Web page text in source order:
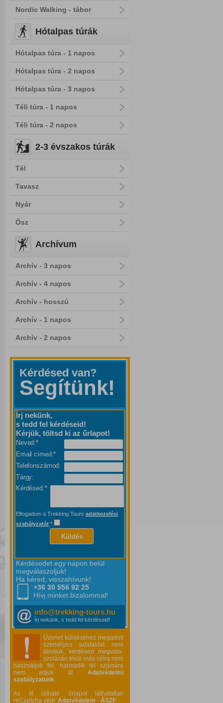
Nordic Walking - tábor
Hótalpas túrák
Hótalpas túra - 1 napos
Hótalpas túra - 2 napos
Hótalpas túra - 3 napos
Téli túra - 1 napos
Téli túra - 2 napos
2-3 évszakos túrák
Tél
Tavasz
Nyár
Ősz
Archívum
Archív - 3 napos
Archív - 4 napos
Archív - hosszú
Archív - 1 napos
Archív - 2 napos
Kérdésed van?
Segítünk!
Írj nekünk,
s tedd fel kérdéseid!
Kérjük, töltsd ki az űrlapot!
Neved:*
Email címed:*
Telefonszámod:
Tárgy:
Kérdésed:*
Elfogadom a Trekking Tours adatkezelési
szabályzatát:*
Küldés
Kérdésedet egy napon belül
megválaszoljuk!
Ha kéred, visszahívunk!
+36 30 556 92 25
Hívj minket bizalommal!
info@trekking-tours.hu
Írj nekünk, s tedd fel kérdéseid!
Üzenet küldéséhez megadott
személyes adataidat nem
tároljuk, kérdésed megvála-
szolásán kívül más célra nem
használjuk fel, harmadik fél számára
nem adjuk át. Adatvédelmi
szabályzatunk.
Az itt látható űrlapot láthatatlan
reCaptcha védi: Adatvédelem - ÁSZF